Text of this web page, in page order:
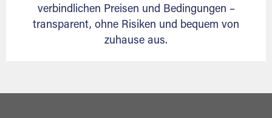
verbindlichen Preisen und Bedingungen –
transparent, ohne Risiken und bequem von
zuhause aus.